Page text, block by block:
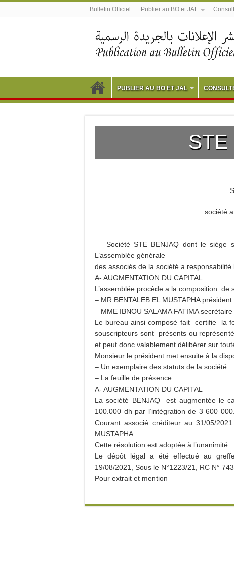
Bulletin Officiel Publier au BO et JAL
PUBLIER AU BO ET JAL
STE
société
– Société STE BENJAQ dont le siège
L’assemblée générale
des associés de la société a responsabilité
A- AUGMENTATION DU CAPITAL
L’assemblée procède a la composition de
– MR BENTALEB EL MUSTAPHA président .
– MME IBNOU SALAMA FATIMA secrétaire
Le bureau ainsi composé fait certifie la
souscripteurs sont présents ou
et peut donc valablement délibérer sur
Monsieur le président met ensuite à la
– Un exemplaire des statuts de la société
– La feuille de présence.
A- AUGMENTATION DU CAPITAL
La société BENJAQ est augmentée le
100.000 dh par l’intégration de 3 600
Courant associé créditeur au 31/05/
MUSTAPHA
Cette résolution est adoptée à l’unanimité
Le dépôt légal a été effectué au
19/08/2021, Sous le N°1223/21, RC N° 743.
Pour extrait et mention